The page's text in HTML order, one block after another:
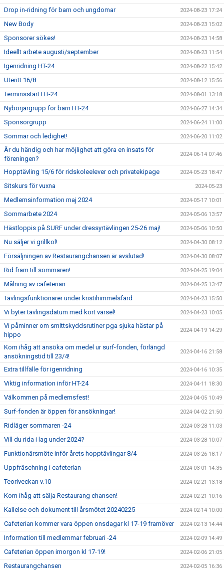
Drop in-ridning för barn och ungdomar 2024-08-23 17:24
New Body 2024-08-23 15:02
Sponsorer sökes! 2024-08-23 14:58
Ideellt arbete augusti/september 2024-08-23 11:54
Igenridning HT-24 2024-08-22 15:42
Uteritt 16/8 2024-08-12 15:56
Terminsstart HT-24 2024-08-01 13:18
Nybörjargrupp för barn HT-24 2024-06-27 14:34
Sponsorgrupp 2024-06-24 11:00
Sommar och ledighet! 2024-06-20 11:02
Är du händig och har möjlighet att göra en insats för
föreningen?
2024-06-14 07:46
Hopptävling 15/6 för ridskoleelever och privatekipage 2024-05-23 18:47
Sitskurs för vuxna 2024-05-23
Medlemsinformation maj 2024 2024-05-17 10:01
Sommarbete 2024 2024-05-06 13:57
Hästloppis på SURF under dressyrtävlingen 25-26 maj! 2024-05-06 10:50
Nu säljer vi grillkol! 2024-04-30 08:12
Försäljningen av Restaurangchansen är avslutad! 2024-04-30 08:07
Rid fram till sommaren! 2024-04-25 19:04
Målning av cafeterian 2024-04-25 13:47
Tävlingsfunktionärer under kristihimmelsfärd 2024-04-23 15:50
Vi byter tävlingsdatum med kort varsel! 2024-04-23 10:05
Vi påminner om smittskyddsrutiner pga sjuka hästar på
hippo
2024-04-19 14:29
Kom ihåg att ansöka om medel ur surf-fonden, förlängd
ansökningstid till 23/4!
2024-04-16 21:58
Extra tillfälle för igenridning 2024-04-16 10:35
Viktig information inför HT-24 2024-04-11 18:30
Välkommen på medlemsfest! 2024-04-05 10:49
Surf-fonden är öppen för ansökningar! 2024-04-02 21:50
Ridläger sommaren -24 2024-03-28 11:03
Vill du rida i lag under 2024? 2024-03-28 10:07
Funktionärsmöte inför årets hopptävlingar 8/4 2024-03-26 18:17
Uppfräschning i cafeterian 2024-03-01 14:35
Teoriveckan v.10 2024-02-21 13:18
Kom ihåg att sälja Restaurang chansen! 2024-02-21 10:16
Kallelse och dokument till årsmötet 20240225 2024-02-14 10:00
Cafeterian kommer vara öppen onsdagar kl 17-19 framöver 2024-02-13 14:44
Information till medlemmar februari -24 2024-02-09 14:49
Cafeterian öppen imorgon kl 17-19! 2024-02-06 21:05
Restaurangchansen 2024-02-05 16:36